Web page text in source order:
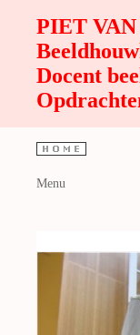
PIET
Docent
Menu